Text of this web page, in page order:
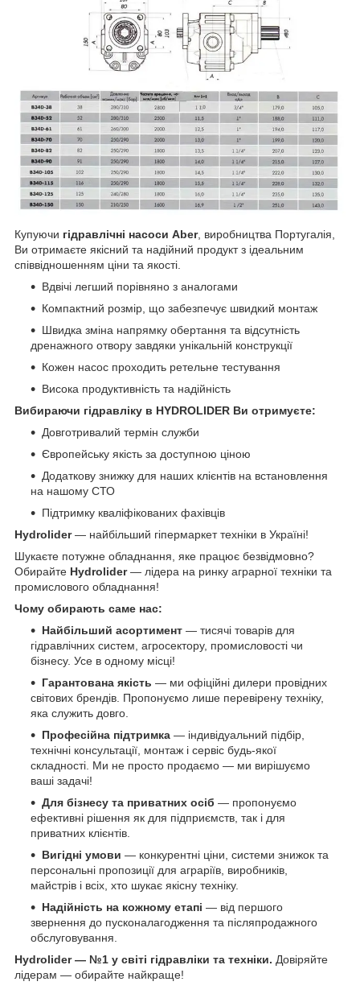
Купуючи гідравлічні насоси Aber, виробництва Португалія,
Ви отримаєте якісний та надійний продукт з ідеальним
співвідношенням ціни та якості.
Вдвічі легший порівняно з аналогами
Компактний розмір, що забезпечує швидкий монтаж
Швидка зміна напрямку обертання та відсутність
дренажного отвору завдяки унікальній конструкції
Кожен насос проходить ретельне тестування
Висока продуктивність та надійність
Вибираючи гідравліку в HYDROLIDER Ви отримуєте:
Довготривалий термін служби
Європейську якість за доступною ціною
Додаткову знижку для наших клієнтів на встановлення
на нашому СТО
Підтримку кваліфікованих фахівців
Hydrolider— найбільший гіпермаркет техніки в Україні!
Шукаєте потужне обладнання, яке працює безвідмовно?
Обирайте Hydrolider— лідера на ринку аграрної техніки та
промислового обладнання!
Чому обирають саме нас:
Найбільший асортимент — тисячі товарів для
гідравлічних систем, агросектору, промисловості чи
бізнесу. Усе в одному місці!
Гарантована якість — ми офіційні дилери провідних
світових брендів. Пропонуємо лише перевірену техніку,
яка служить довго.
Професійна підтримка — індивідуальний підбір,
технічні консультації, монтаж і сервіс будь-якої
складності. Ми не просто продаємо — ми вирішуємо
ваші задачі!
Для бізнесу та приватних осіб — пропонуємо
ефективні рішення як для підприємств, так і для
приватних клієнтів.
Вигідні умови — конкурентні ціни, системи знижок та
персональні пропозиції для аграріїв, виробників,
майстрів і всіх, хто шукає якісну техніку.
Надійність на кожному етапі — від першого
звернення до пусконалагодження та післяпродажного
обслуговування.
Hydrolider — №1 у світі гідравліки та техніки. Довіряйте
лідерам — обирайте найкраще!